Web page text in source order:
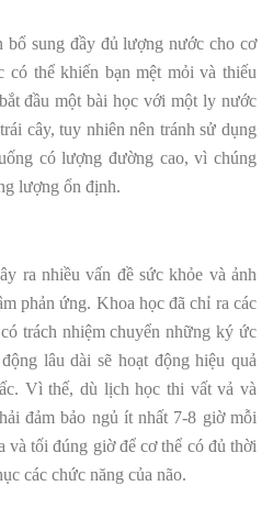
bổ sung đầy đủ lượng nước cho cơ
có thể khiến bạn mệt mỏi và thiếu
đầu một bài học với một ly nước
cây, tuy nhiên nên tránh sử dụng
có lượng đường cao, vì chúng
lượng ổn định.
ra nhiều vấn đề sức khỏe và ảnh
phản ứng. Khoa học đã chỉ ra các
trách nhiệm chuyển những ký ức
lâu dài sẽ hoạt động hiệu quả
Vì thế, dù lịch học thi vất vả và
đảm bảo ngủ ít nhất 7-8 giờ mỗi
và tối đúng giờ để cơ thể có đủ thời
các chức năng của não.